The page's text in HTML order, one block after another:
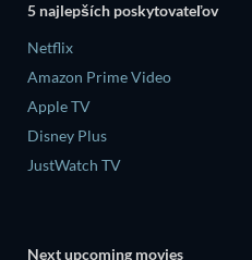
5 najlepších poskytovateľov
Netflix
Amazon Prime Video
Apple TV
Disney Plus
JustWatch TV
Next upcoming movies